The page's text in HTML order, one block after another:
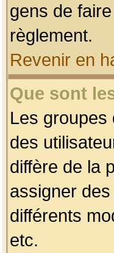
gens de
règlement.
Revenir en
Que sont
Les groupes
des
diffère de la
assigner
différents
etc.